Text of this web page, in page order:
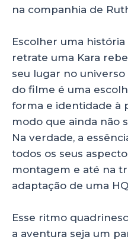
na companhia de
Escolher uma
retrate uma Kara
seu lugar no
do filme é uma
forma e identidade à
modo que ainda não
Na verdade, a
todos os seus
montagem e até na
adaptação de uma
Esse ritmo
a aventura seja um